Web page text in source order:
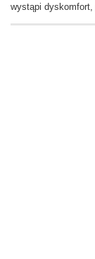
wystąpi dyskomfort,